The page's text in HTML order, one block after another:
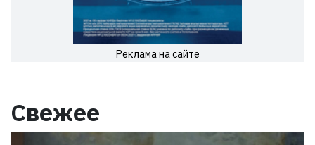
Реклама на сайте
Свежее